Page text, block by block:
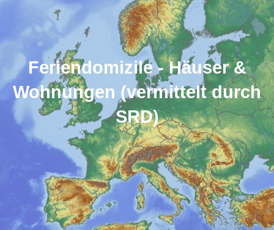
Feriendomizile - Häuser &
Wohnungen (vermittelt durch
SRD)